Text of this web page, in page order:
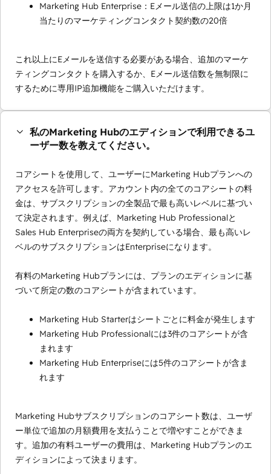
Marketing Hub Enterprise：Eメール送信の上限は1か月
当たりのマーケティングコンタクト契約数の20倍
これ以上にEメールを送信する必要がある場合、追加のマーケ
ティングコンタクトを購入するか、Eメール送信数を無制限に
するために専用IP追加機能をご購入いただけます。
私のMarketing Hubのエディションで利用できるユ
ーザー数を教えてください。
コアシートを使用して、ユーザーにMarketing Hubプランへの
アクセスを許可します。アカウント内の全てのコアシートの料
金は、サブスクリプションの全製品で最も高いレベルに基づい
て決定されます。例えば、Marketing Hub Professionalと
Sales Hub Enterpriseの両方を契約している場合、最も高いレ
ベルのサブスクリプションはEnterpriseになります。
有料のMarketing Hubプランには、プランのエディションに基
づいて所定の数のコアシートが含まれています。
Marketing Hub Starterはシートごとに料金が発生します
Marketing Hub Professionalには3件のコアシートが含
まれます
Marketing Hub Enterpriseには5件のコアシートが含ま
れます
Marketing Hubサブスクリプションのコアシート数は、ユーザ
ー単位で追加の月額費用を支払うことで増やすことができま
す。追加の有料ユーザーの費用は、Marketing Hubプランのエ
ディションによって決まります。